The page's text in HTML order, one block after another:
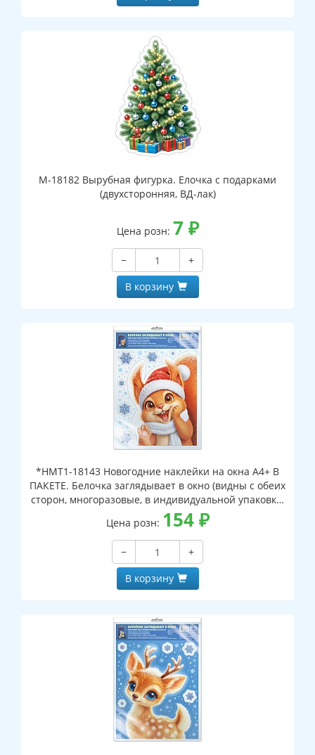
М-18182 Вырубная фигурка. Елочка с подарками
(двухсторонняя, ВД-лак)
Цена розн: 7 ₽
−
+
В корзину
*НМТ1-18143 Новогодние наклейки на окна А4+ В
ПАКЕТЕ. Белочка заглядывает в окно (видны с обеих
сторон, многоразовые, в индивидуальной упаковке,
с европодвесом и клеевым клапаном)
Цена розн: 154₽
−
+
В корзину